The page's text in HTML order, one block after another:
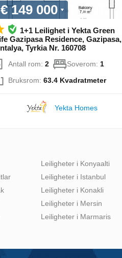
€ 149 000
1+1 Leilighet i Yekta Green
Gazipasa Residence, Gazipasa,
Tyrkia Nr. 160708
Antall rom: 2 Soverom: 1
Bruksrom: 63.4 Kvadratmeter
Yekta Homes
Leiligheter i Konyaalti
Leiligheter i Istanbul
Leiligheter i Konakli
Leiligheter i Mersin
Leiligheter i Marmaris